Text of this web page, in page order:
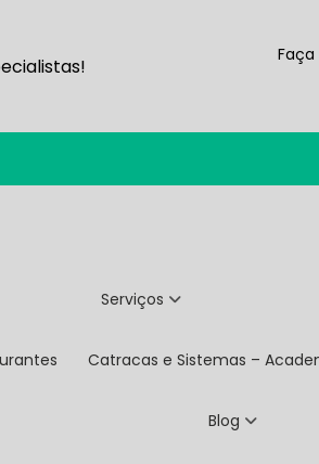
Serviços
Catracas e Sistemas –
Blog